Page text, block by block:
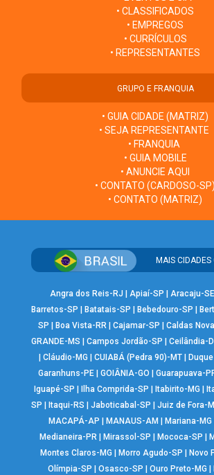
• CLASSIFICADOS
• EMPREGOS
• CURRÍCULOS
• REPRESENTANTES
GRUPO E FRANQUIA
• GUIA CIDADE (MATRIZ)
• SEJA REPRESENTANTE
• FRANQUIA
• GUIA MOBILE
• ANUNCIE AQUI
• CONTATO (CARDOSO-SP)
• CONTATO (MATRIZ)
MAIS CIDADES
Angra dos Reis-RJ Apiaí-SP Aracaju-SE
Barretos-SP
Batatais-SP Bebedouro-SP
SP
Boa Vista-RR |Cajamar-SP |Caldas
GRANDE-MS
Campos Jordão-SP Ceilândia-
Cláudio-MG CUIABÁ (Pedra 90)-MT|
Garanhuns-PE |GOIÂNIA-GO |Guarapuava-
Iguapé-SP
Ilha Comprida-SP Itabirito-MG
SP
Itaqui-RS |Jaboticabal-SP |Juiz de Fora-
MACAPÁ-AP
MANAUS-AM Mariana-MG
Medianeira-PR
Mirassol-SP Mococa-SP
Montes Claros-MG
Morro Agudo-SP Novo
Olímpia-SP
|Osasco-SP |Ouro Preto-MG